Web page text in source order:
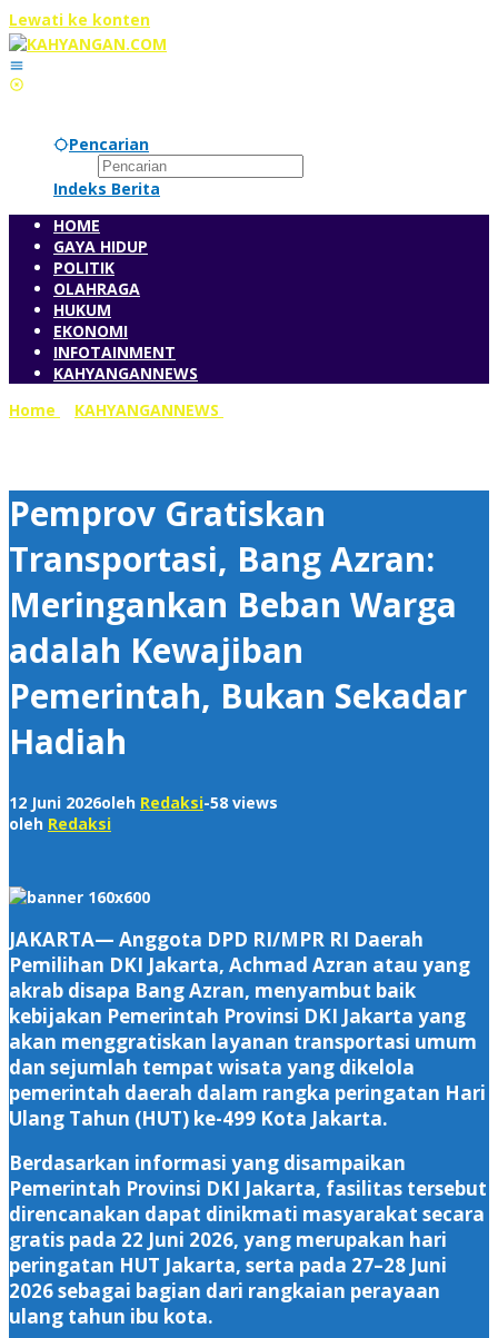
Lewati ke konten
Pencarian
Indeks Berita
HOME
GAYA HIDUP
POLITIK
OLAHRAGA
HUKUM
EKONOMI
INFOTAINMENT
KAHYANGANNEWS
Home
KAHYANGANNEWS
Pemprov Gratiskan
Transportasi, Bang Azran:
Meringankan Beban Warga
adalah Kewajiban
Pemerintah, Bukan Sekadar
Hadiah
12 Juni 2026oleh Redaksi-58 views
oleh Redaksi
JAKARTA— Anggota DPD RI/MPR RI Daerah
Pemilihan DKI Jakarta, Achmad Azran atau yang
akrab disapa Bang Azran, menyambut baik
kebijakan Pemerintah Provinsi DKI Jakarta yang
akan menggratiskan layanan transportasi umum
dan sejumlah tempat wisata yang dikelola
pemerintah daerah dalam rangka peringatan Hari
Ulang Tahun (HUT) ke-499 Kota Jakarta.
Berdasarkan informasi yang disampaikan
Pemerintah Provinsi DKI Jakarta, fasilitas tersebut
direncanakan dapat dinikmati masyarakat secara
gratis pada 22 Juni 2026, yang merupakan hari
peringatan HUT Jakarta, serta pada 27–28 Juni
2026 sebagai bagian dari rangkaian perayaan
ulang tahun ibu kota.